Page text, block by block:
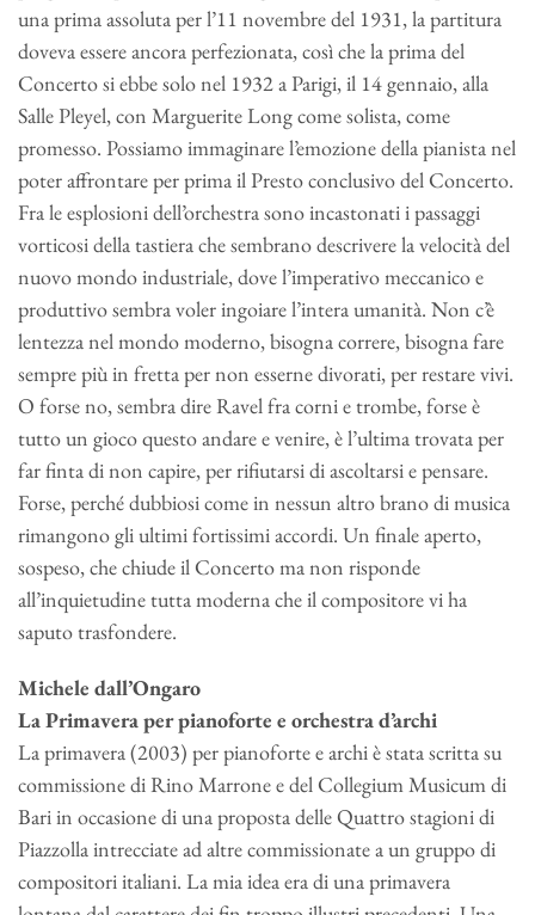
una prima assoluta per l’11 novembre del 1931, la partitura
doveva essere ancora perfezionata, così che la prima del
Concerto si ebbe solo nel 1932 a Parigi, il 14 gennaio, alla
Salle Pleyel, con Marguerite Long come solista, come
promesso. Possiamo immaginare l’emozione della pianista nel
poter affrontare per prima il Presto conclusivo del Concerto.
Fra le esplosioni dell’orchestra sono incastonati i passaggi
vorticosi della tastiera che sembrano descrivere la velocità del
nuovo mondo industriale, dove l’imperativo meccanico e
produttivo sembra voler ingoiare l’intera umanità. Non c’è
lentezza nel mondo moderno, bisogna correre, bisogna fare
sempre più in fretta per non esserne divorati, per restare vivi.
O forse no, sembra dire Ravel fra corni e trombe, forse è
tutto un gioco questo andare e venire, è l’ultima trovata per
far finta di non capire, per rifiutarsi di ascoltarsi e pensare.
Forse, perché dubbiosi come in nessun altro brano di musica
rimangono gli ultimi fortissimi accordi. Un finale aperto,
sospeso, che chiude il Concerto ma non risponde
all’inquietudine tutta moderna che il compositore vi ha
saputo trasfondere.
Michele dall’Ongaro
La Primavera per pianoforte e orchestra d’archi
La primavera (2003) per pianoforte e archi è stata scritta su
commissione di Rino Marrone e del Collegium Musicum di
Bari in occasione di una proposta delle Quattro stagioni di
Piazzolla intrecciate ad altre commissionate a un gruppo di
compositori italiani. La mia idea era di una primavera